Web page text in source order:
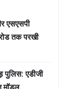
एसएसपी
तक परखी
पुलिस: एडीजी